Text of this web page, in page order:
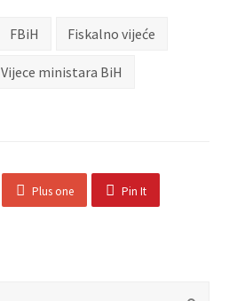
FBiH Fiskalno vijeće
Vijece ministara BiH
Plus one Pin It